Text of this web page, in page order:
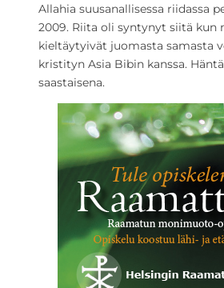
Allahia suusanallisessa riidassa
2009. Riita oli syntynyt siitä kun
kieltäytyivät juomasta samasta
kristityn Asia Bibin kanssa.
saastaisena.